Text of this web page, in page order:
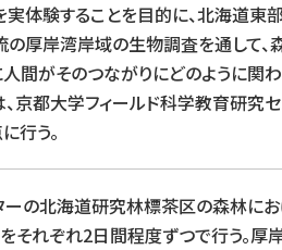
実体験することを目的に、北海道東
厚岸湾岸域の生物調査を通して
間がそのつながりにどのように関
京都大学フィールド科学教育研究
行う。
ーの北海道研究林標茶区の森林に
それぞれ2日間程度ずつで行う。厚